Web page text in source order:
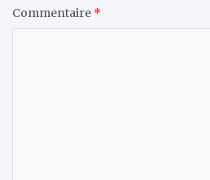
Commentaire *